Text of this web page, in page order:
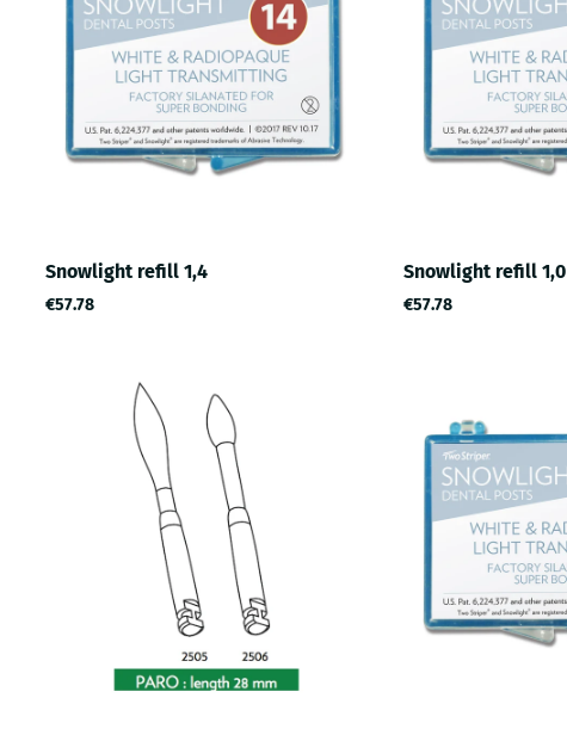
Snowlight refill 1,4
€57.78
Snowlight refill 1,0
€57.78